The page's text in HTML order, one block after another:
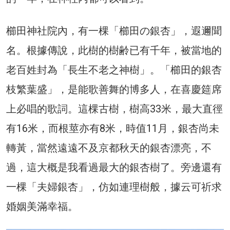
櫛田神社院內，有一棵「櫛田の銀杏」，遐邇聞
名。根據傳說，此樹的樹齢已有千年，被當地的
老百姓封為「長生不老之神樹」。「櫛田的銀杏
枝繁葉盛」，是能歌善舞的博多人，在喜慶筵席
上必唱的歌詞。這棵古樹，樹高33米，最大直徑
有16米，而根莖亦有8米，時值11月，銀杏尚未
轉黃，當然遠遠不及京都秋天的銀杏漂亮，不
過，這大概是我看過最大的銀杏樹了。旁邊還有
一棵「夫婦銀杏」，仿如連理樹般，據云可祈求
婚姻美滿幸福。